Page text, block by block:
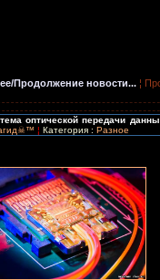
Продолжение новости... ¦
оптической передачи
¦ Категория : Разное